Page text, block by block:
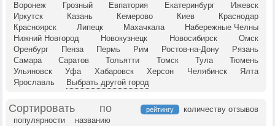
Воронеж
Грозный Евпатория Екатеринбург
Ижевск
Иркутск
Казань Кемерово Киев
Краснодар
Красноярск
Липецк Махачкала
Набережные Челны
Нижний Новгород
Новокузнецк Новосибирск
Омск
Оренбург
Пенза Пермь Рим Ростов-на-Дону
Рязань
Самара
Саратов Тольятти Томск Тула
Тюмень
Ульяновск
Уфа Хабаровск Херсон Челябинск
Ялта
Ярославль
Выбрать другой город
Сортировать по рейтингу
количеству отзывов
популярности
названию